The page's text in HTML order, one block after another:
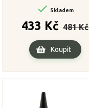
 Skladem
433 Kč
cena
481 Kč
Koupit